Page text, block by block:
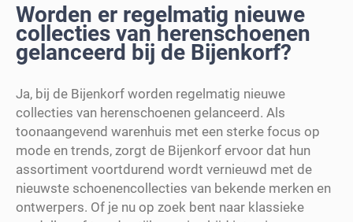
Worden er regelmatig nieuwe
collecties van herenschoenen
gelanceerd bij de Bijenkorf?
Ja, bij de Bijenkorf worden regelmatig nieuwe
collecties van herenschoenen gelanceerd. Als
toonaangevend warenhuis met een sterke focus op
mode en trends, zorgt de Bijenkorf ervoor dat hun
assortiment voortdurend wordt vernieuwd met de
nieuwste schoenencollecties van bekende merken en
ontwerpers. Of je nu op zoek bent naar klassieke